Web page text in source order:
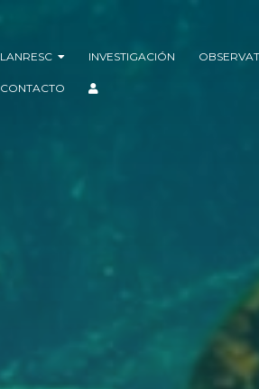
LANRESC INVESTIGACIÓN
CONTACTO